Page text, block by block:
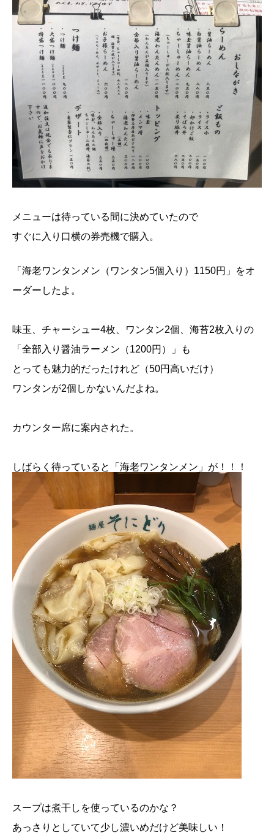
メニューは待っている間に決めていたので
すぐに入り口横の券売機で購入。
「海老ワンタンメン（ワンタン5個入り）1150円」をオ
ーダーしたよ。
味玉、チャーシュー4枚、ワンタン2個、海苔2枚入りの
「全部入り醤油ラーメン（1200円）」も
とっても魅力的だったけれど（50円高いだけ）
ワンタンが2個しかないんだよね。
カウンター席に案内された。
しばらく待っていると「海老ワンタンメン」が！！！
スープは煮干しを使っているのかな？
あっさりとしていて少し濃いめだけど美味しい！